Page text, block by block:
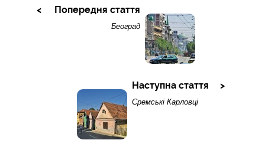
Попередня стаття
Београд
Наступна стаття
Сремські Карловці